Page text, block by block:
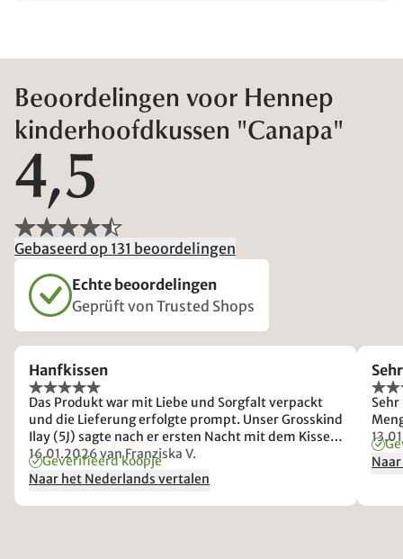
Beoordelingen voor Hennep
kinderhoofdkussen "Canapa"
4,5
Gebaseerd op 131 beoordelingen
Echte beoordelingen
Geprüft von Trusted Shops
Hanfkissen
Das Produkt war mit Liebe und Sorgfalt verpackt
und die Lieferung erfolgte prompt. Unser Grosskind
Ilay (5J) sagte nach er ersten Nacht mit dem Kissen,
dass er noch nie sooo gut geschlafen habe :)))-
16.01.2026van Franziska V.
Geverifieerd koopje
Naar het Nederlands vertalen